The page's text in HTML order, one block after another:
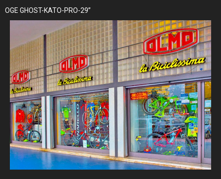
OGE GHOST-KATO-PRO-29”